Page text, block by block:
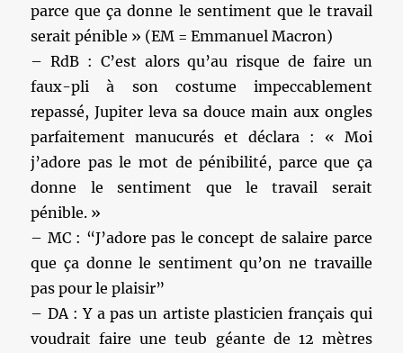
parce que ça donne le sentiment que le travail
serait pénible » (EM = Emmanuel Macron)
– RdB : C’est alors qu’au risque de faire un
faux-pli à son costume impeccablement
repassé, Jupiter leva sa douce main aux ongles
parfaitement manucurés et déclara : « Moi
j’adore pas le mot de pénibilité, parce que ça
donne le sentiment que le travail serait
pénible. »
– MC : “J’adore pas le concept de salaire parce
que ça donne le sentiment qu’on ne travaille
pas pour le plaisir”
– DA : Y a pas un artiste plasticien français qui
voudrait faire une teub géante de 12 mètres